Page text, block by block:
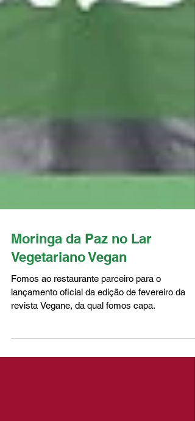
Moringa da Paz no Lar
Vegetariano Vegan
lançamento oficial da edição de fevereiro da